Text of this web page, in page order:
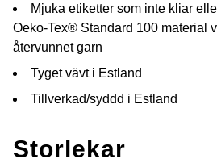
Mjuka etiketter som inte kliar
Oeko-Tex® Standard 100 material
återvunnet garn
Tyget vävt i Estland
Tillverkad/syddd i Estland
Storlekar